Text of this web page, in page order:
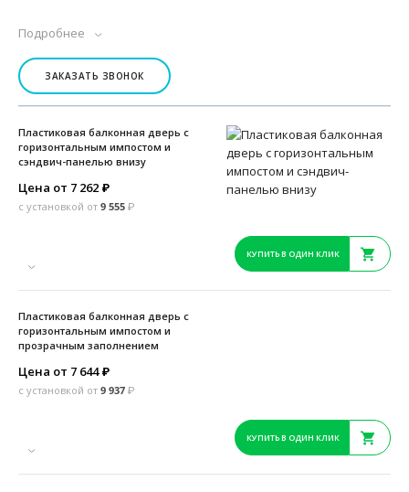
ЗАКАЗАТЬ ЗВОНОК
Подробнее
Пластиковая балконная дверь с
горизонтальным импостом и
сэндвич-панелью внизу
Цена от 7 262 ₽
с установкой от 9 555 ₽
КУПИТЬ В ОДИН КЛИК
Пластиковая балконная дверь с
горизонтальным импостом и
прозрачным заполнением
Цена от 7 644 ₽
с установкой от 9 937 ₽
КУПИТЬ В ОДИН КЛИК